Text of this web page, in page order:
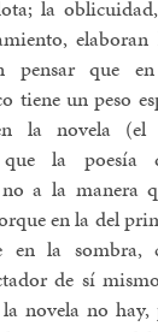
la
elaboran
pensar que
tiene un peso
la novela (el
que la poesía
a la manera
en la del
en la sombra,
de sí
novela no